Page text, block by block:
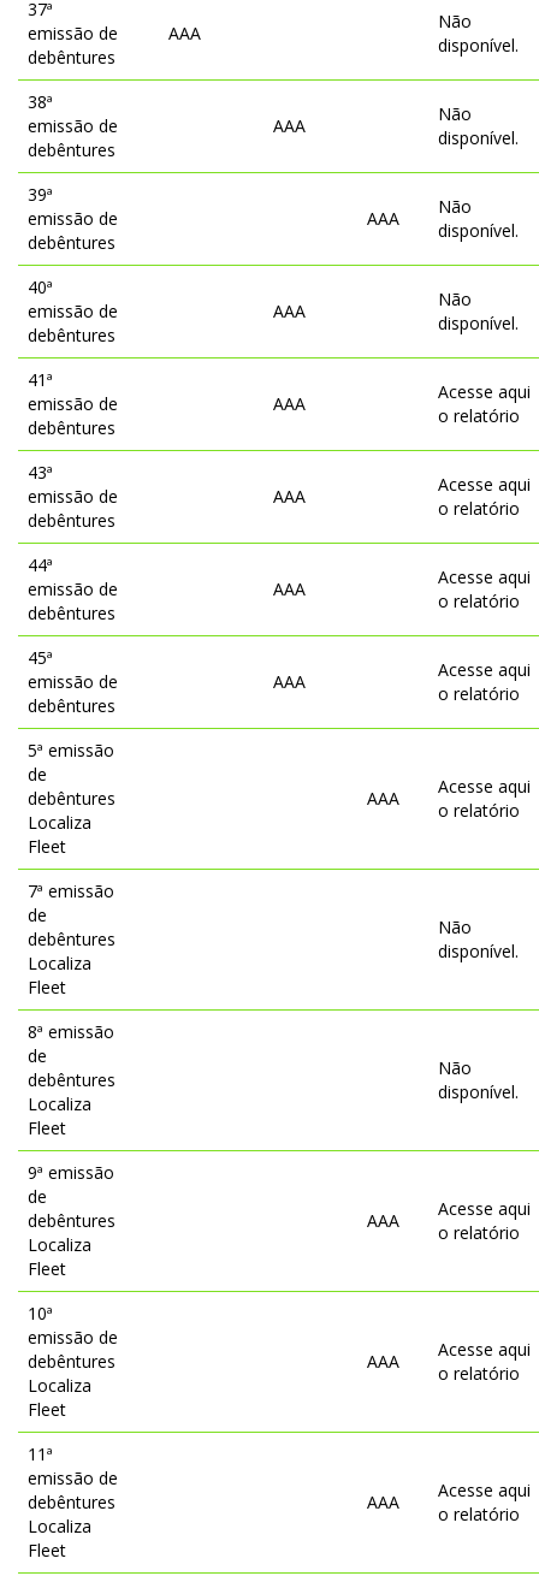
37ª
emissão de
debêntures
AAA
Não
disponível.
38ª
emissão de
debêntures
AAA
Não
disponível.
39ª
emissão de
debêntures
AAA
Não
disponível.
40ª
emissão de
debêntures
AAA
Não
disponível.
41ª
emissão de
debêntures
AAA
Acesse aqui
o relatório
43ª
emissão de
debêntures
AAA
Acesse aqui
o relatório
44ª
emissão de
debêntures
AAA
Acesse aqui
o relatório
45ª
emissão de
debêntures
AAA
Acesse aqui
o relatório
5ª emissão
de
debêntures
Localiza
Fleet
AAA
Acesse aqui
o relatório
7ª emissão
de
debêntures
Localiza
Fleet
Não
disponível.
8ª emissão
de
debêntures
Localiza
Fleet
Não
disponível.
9ª emissão
de
debêntures
Localiza
Fleet
AAA
Acesse aqui
o relatório
10ª
emissão de
debêntures
Localiza
Fleet
AAA
Acesse aqui
o relatório
11ª
emissão de
debêntures
Localiza
Fleet
AAA
Acesse aqui
o relatório